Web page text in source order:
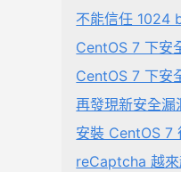
不能信任 1024
CentOS 7 下安
CentOS 7 下安
再發現新安全漏
安裝 CentOS 7
reCaptcha 越